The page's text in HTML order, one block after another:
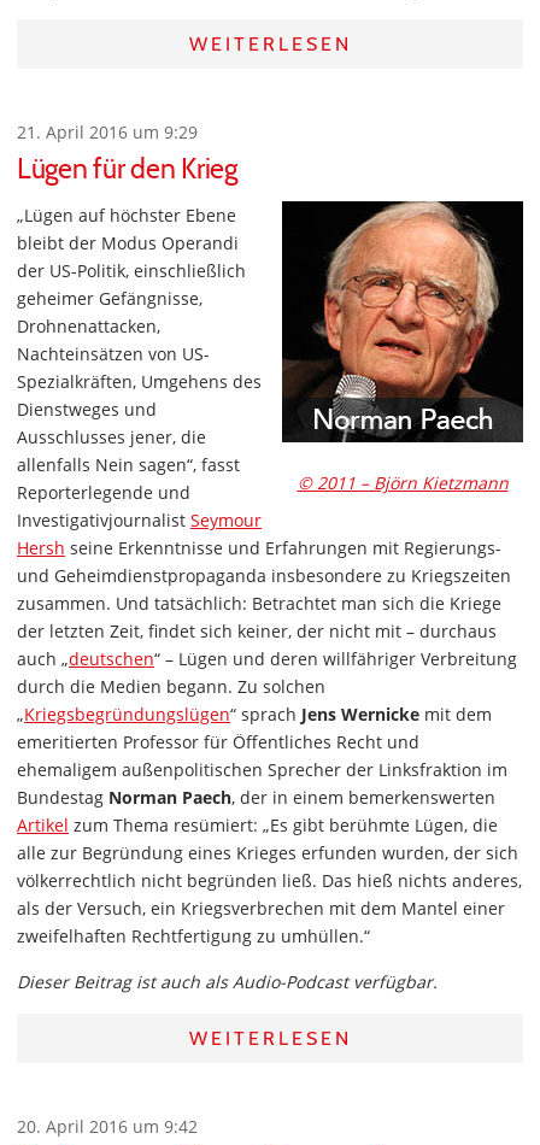
WEITERLESEN
21. April 2016 um 9:29
Lügen für den Krieg
© 2011 – Björn Kietzmann
„Lügen auf höchster Ebene
bleibt der Modus Operandi
der US-Politik, einschließlich
geheimer Gefängnisse,
Drohnenattacken,
Nachteinsätzen von US-
Spezialkräften, Umgehens des
Dienstweges und
Ausschlusses jener, die
allenfalls Nein sagen“, fasst
Reporterlegende und
Investigativjournalist Seymour
Hersh seine Erkenntnisse und Erfahrungen mit Regierungs-
und Geheimdienstpropaganda insbesondere zu Kriegszeiten
zusammen. Und tatsächlich: Betrachtet man sich die Kriege
der letzten Zeit, findet sich keiner, der nicht mit – durchaus
auch „deutschen“ – Lügen und deren willfähriger Verbreitung
durch die Medien begann. Zu solchen
„Kriegsbegründungslügen“ sprach Jens Wernicke mit dem
emeritierten Professor für Öffentliches Recht und
ehemaligem außenpolitischen Sprecher der Linksfraktion im
Bundestag Norman Paech, der in einem bemerkenswerten
Artikel zum Thema resümiert: „Es gibt berühmte Lügen, die
alle zur Begründung eines Krieges erfunden wurden, der sich
völkerrechtlich nicht begründen ließ. Das hieß nichts anderes,
als der Versuch, ein Kriegsverbrechen mit dem Mantel einer
zweifelhaften Rechtfertigung zu umhüllen.“
Dieser Beitrag ist auch als Audio-Podcast verfügbar.
WEITERLESEN
20. April 2016 um 9:42